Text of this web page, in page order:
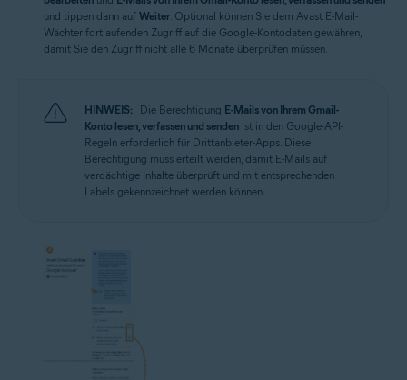
und tippen dann auf Weiter . Optional können Sie dem Avast E-Mail-
Wächter fortlaufenden Zugriff auf die Google-Kontodaten gewähren,
damit Sie den Zugriff nicht alle 6 Monate überprüfen müssen.
HINWEIS: Die Berechtigung E-Mails von Ihrem Gmail-
Konto lesen, verfassen und senden ist in den Google-API-
Regeln erforderlich für Drittanbieter-Apps. Diese
Berechtigung muss erteilt werden, damit E-Mails auf
verdächtige Inhalte überprüft und mit entsprechenden
Labels gekennzeichnet werden können.